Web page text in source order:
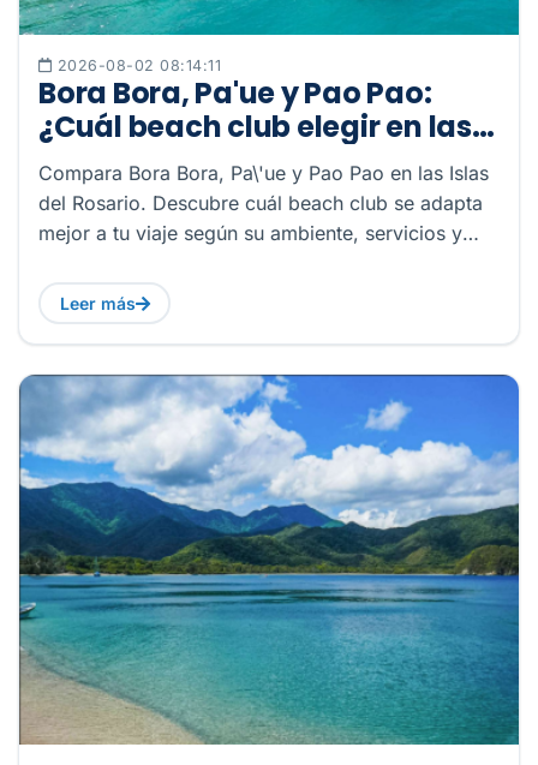
2026-08-02 08:14:11
Bora Bora, Pa'ue y Pao Pao:
¿Cuál beach club elegir en las
Islas del Rosario?
Compara Bora Bora, Pa\'ue y Pao Pao en las Islas
del Rosario. Descubre cuál beach club se adapta
mejor a tu viaje según su ambiente, servicios y
Leer más